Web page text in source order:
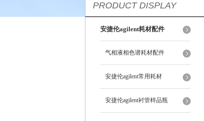
PRODUCT DISPLAY
安捷伦agilent耗材配件
气相液相色谱耗材配件
安捷伦agilent常用耗材
安捷伦agilent衬管样品瓶